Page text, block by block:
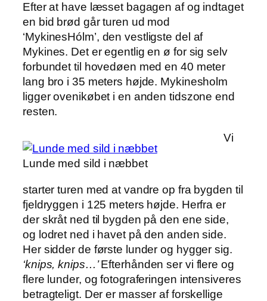
Efter at have læsset bagagen af og indtaget
en bid brød går turen ud mod
‘MykinesHólm’, den vestligste del af
Mykines. Det er egentlig en ø for sig selv
forbundet til hovedøen med en 40 meter
lang bro i 35 meters højde. Mykinesholm
ligger ovenikøbet i en anden tidszone end
resten.
Lunde med sild i næbbet
Vi
starter turen med at vandre op fra bygden til
fjeldryggen i 125 meters højde. Herfra er
der skråt ned til bygden på den ene side,
og lodret ned i havet på den anden side.
Her sidder de første lunder og hygger sig.
‘knips, knips…’Efterhånden ser vi flere og
flere lunder, og fotograferingen intensiveres
betragteligt. Der er masser af forskellige